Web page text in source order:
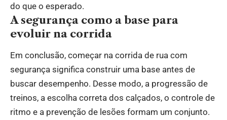
do que o esperado.
A segurança como a base para
evoluir na corrida
Em conclusão, começar na corrida de rua com
segurança significa construir uma base antes de
buscar desempenho. Desse modo, a progressão de
treinos, a escolha correta dos calçados, o controle de
ritmo e a prevenção de lesões formam um conjunto.